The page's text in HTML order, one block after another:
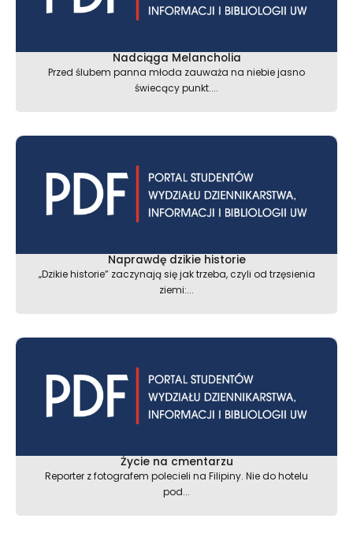
Nadciąga Melancholia
Przed ślubem panna młoda zauważa na niebie jasno
świecący punkt....
Naprawdę dzikie historie
„Dzikie historie” zaczynają się jak trzeba, czyli od trzęsienia
ziemi:...
Życie na cmentarzu
Reporter z fotografem polecieli na Filipiny. Nie do hotelu
pod...